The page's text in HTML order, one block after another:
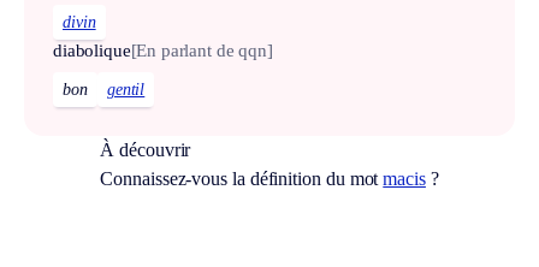
divin
diabolique[En parlant de qqn]
bon gentil
À découvrir
Connaissez-vous la définition du motmacis?